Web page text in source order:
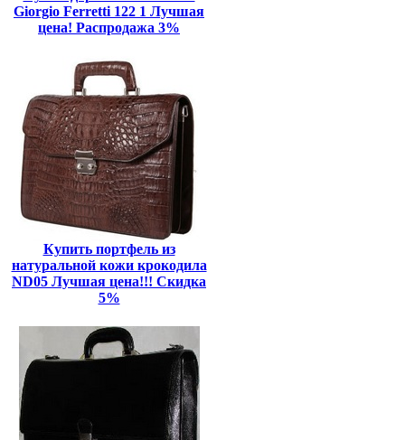
Giorgio Ferretti 122 1 Лучшая
цена! Распродажа 3%
Купить портфель из
натуральной кожи крокодила
ND05 Лучшая цена!!! Скидка
5%